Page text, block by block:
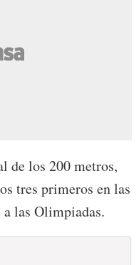
de los 200 metros,
tres primeros en las
las Olimpiadas.